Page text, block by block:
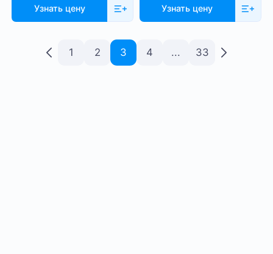
Узнать цену Узнать цену
1 2 3 4 ... 33